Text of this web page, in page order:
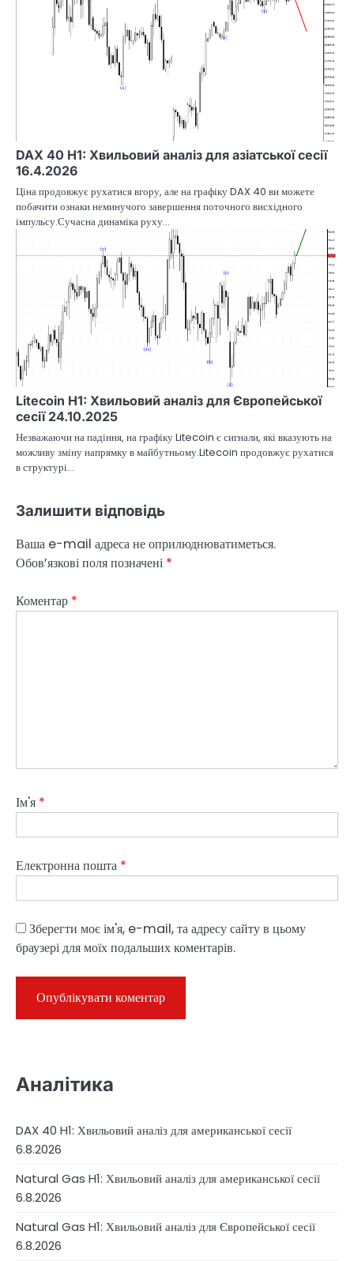
DAX 40 H1: Хвильовий аналіз для азіатської сесії
16.4.2026
Ціна продовжує рухатися вгору, але на графіку DAX 40 ви можете
побачити ознаки неминучого завершення поточного висхідного
імпульсу.Сучасна динаміка руху…
Litecoin H1: Хвильовий аналіз для Європейської
сесії 24.10.2025
Незважаючи на падіння, на графіку Litecoin є сигнали, які вказують на
можливу зміну напрямку в майбутньому.Litecoin продовжує рухатися
в структурі…
Залишити відповідь
Ваша e-mail адреса не оприлюднюватиметься.
Обов’язкові поля позначені *
Коментар *
Ім'я *
Електронна пошта *
Зберегти моє ім'я, e-mail, та адресу сайту в цьому
браузері для моїх подальших коментарів.
Аналітика
DAX 40 H1: Хвильовий аналіз для американської сесії
6.8.2026
Natural Gas H1: Хвильовий аналіз для американської сесії
6.8.2026
Natural Gas H1: Хвильовий аналіз для Європейської сесії
6.8.2026